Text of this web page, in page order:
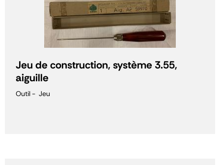
Jeu de construction, système 3.55,
aiguille
Outil Jeu